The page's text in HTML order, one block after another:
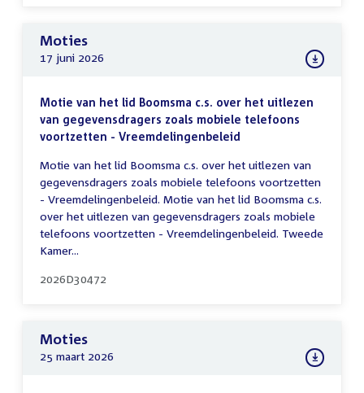
Moties
17 juni 2026
Motie van het lid Boomsma c.s. over het uitlezen
van gegevensdragers zoals mobiele telefoons
voortzetten - Vreemdelingenbeleid
Motie van het lid Boomsma c.s. over het uitlezen van
gegevensdragers zoals mobiele telefoons voortzetten
- Vreemdelingenbeleid. Motie van het lid Boomsma c.s.
over het uitlezen van gegevensdragers zoals mobiele
telefoons voortzetten - Vreemdelingenbeleid. Tweede
Kamer...
2026D30472
Moties
25 maart 2026